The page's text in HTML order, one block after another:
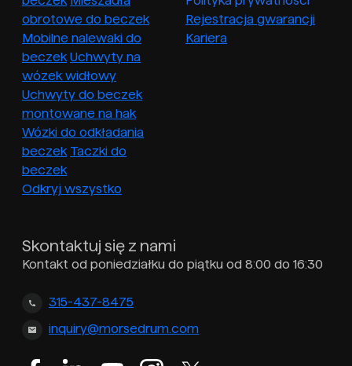
obrotowe do beczek
Mobilne nalewaki do
beczek Uchwyty na
wózek widłowy
Uchwyty do beczek
montowane na hak
Wózki do odkładania
beczek Taczki do
beczek
Odkryj wszystko
Rejestracja gwarancji
Kariera
Skontaktuj się z nami
Kontakt od poniedziałku do piątku od 8:00 do 16:30
315-437-8475
inquiry@morsedrum.com